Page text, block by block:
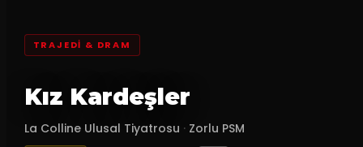
TRAJEDI & DRAM
Kız Kardeşler
La Colline Ulusal Tiyatrosu · Zorlu PSM